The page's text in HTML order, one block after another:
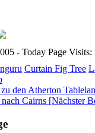
- Today Page Visits:
Curtain Fig Tree
den Atherton
Cairns [Nächster